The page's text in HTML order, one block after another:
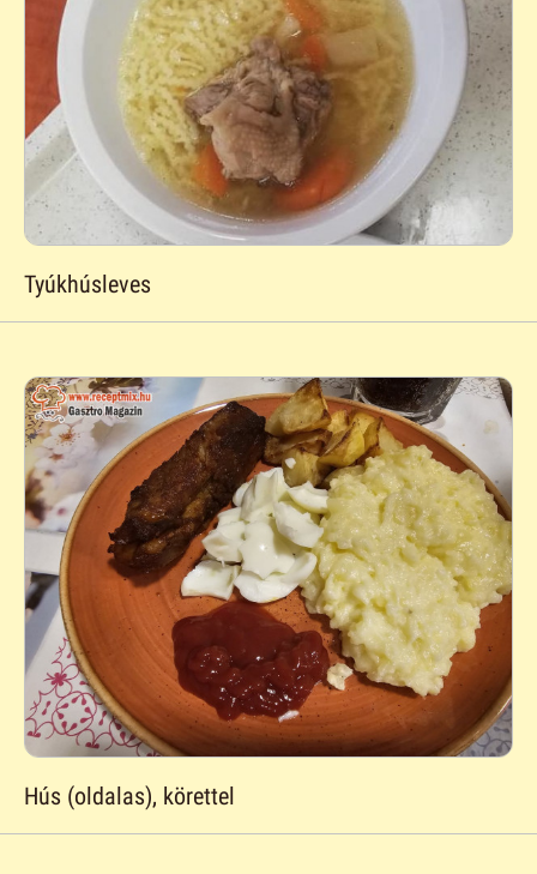
Tyúkhúsleves
Hús (oldalas), körettel